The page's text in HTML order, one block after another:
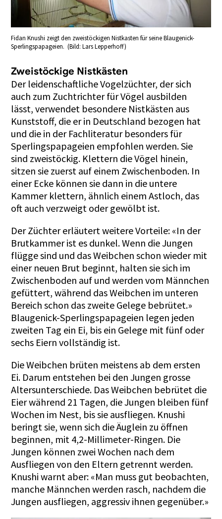
Fidan Knushi zeigt den zweistöckigen Nistkasten für seine Blaugenick-
Sperlingspapageien. (Bild: Lars Lepperhoff)
Zweistöckige Nistkästen
Der leidenschaftliche Vogelzüchter, der sich
auch zum Zuchtrichter für Vögel ausbilden
lässt, verwendet besondere Nistkästen aus
Kunststoff, die er in Deutschland bezogen hat
und die in der Fachliteratur besonders für
Sperlingspapageien empfohlen werden. Sie
sind zweistöckig. Klettern die Vögel hinein,
sitzen sie zuerst auf einem Zwischenboden. In
einer Ecke können sie dann in die untere
Kammer klettern, ähnlich einem Astloch, das
oft auch verzweigt oder gewölbt ist.
Der Züchter erläutert weitere Vorteile: «In der
Brutkammer ist es dunkel. Wenn die Jungen
flügge sind und das Weibchen schon wieder mit
einer neuen Brut beginnt, halten sie sich im
Zwischenboden auf und werden vom Männchen
gefüttert, während das Weibchen im unteren
Bereich schon das zweite Gelege bebrütet.»
Blaugenick-Sperlingspapageien legen jeden
zweiten Tag ein Ei, bis ein Gelege mit fünf oder
sechs Eiern vollständig ist.
Die Weibchen brüten meistens ab dem ersten
Ei. Darum entstehen bei den Jungen grosse
Altersunterschiede. Das Weibchen bebrütet die
Eier während 21 Tagen, die Jungen bleiben fünf
Wochen im Nest, bis sie ausfliegen. Knushi
beringt sie, wenn sich die Äuglein zu öffnen
beginnen, mit 4,2-Millimeter-Ringen. Die
Jungen können zwei Wochen nach dem
Ausfliegen von den Eltern getrennt werden.
Knushi warnt aber: «Man muss gut beobachten,
manche Männchen werden rasch, nachdem die
Jungen ausfliegen, aggressiv ihnen gegenüber.»